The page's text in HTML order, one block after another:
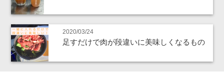
2020/03/24
足すだけで肉が段違いに美味しくなるもの